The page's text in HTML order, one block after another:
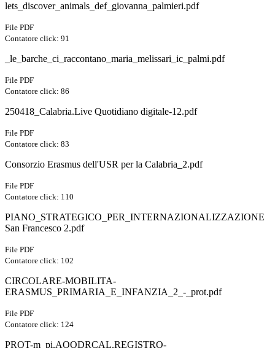
lets_discover_animals_def_giovanna_palmieri.pdf
File PDF
Contatore click: 91
_le_barche_ci_raccontano_maria_melissari_ic_palmi.pdf
File PDF
Contatore click: 86
250418_Calabria.Live Quotidiano digitale-12.pdf
File PDF
Contatore click: 83
Consorzio Erasmus dell'USR per la Calabria_2.pdf
File PDF
Contatore click: 110
PIANO_STRATEGICO_PER_INTERNAZIONALIZZAZIONE
San Francesco 2.pdf
File PDF
Contatore click: 102
CIRCOLARE-MOBILITA-
ERASMUS_PRIMARIA_E_INFANZIA_2_-_prot.pdf
File PDF
Contatore click: 124
PROT-m_pi.AOODRCAL.REGISTRO-